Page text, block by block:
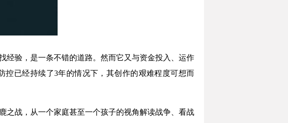
经验，是一条不错的道路。然而它又与资金投入、运作
已经持续了3年的情况下，其创作的艰难程度可想而
战，从一个家庭甚至一个孩子的视角解读战争、看战